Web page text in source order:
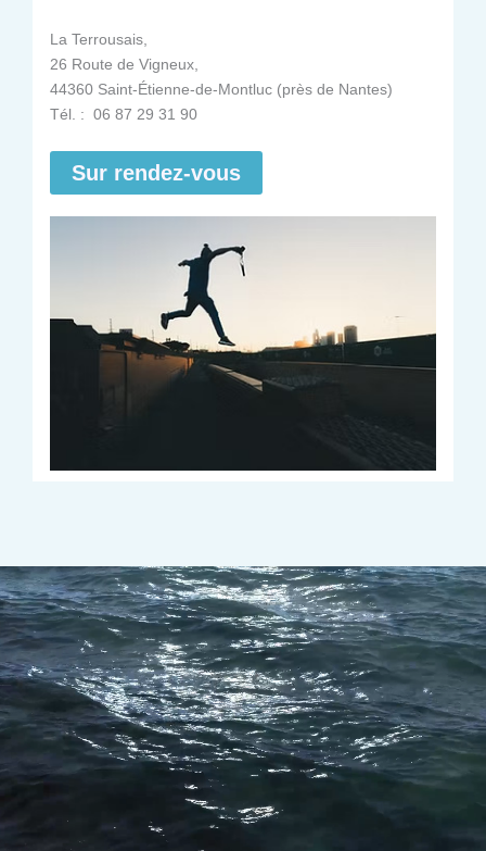
La Terrousais,
26 Route de Vigneux,
44360 Saint-Étienne-de-Montluc (près de Nantes)
Tél. : 06 87 29 31 90
Sur rendez-vous